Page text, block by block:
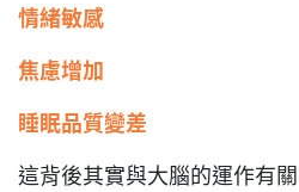
情緒敏感
焦慮增加
睡眠品質變差
這背後其實與大腦的運作有關